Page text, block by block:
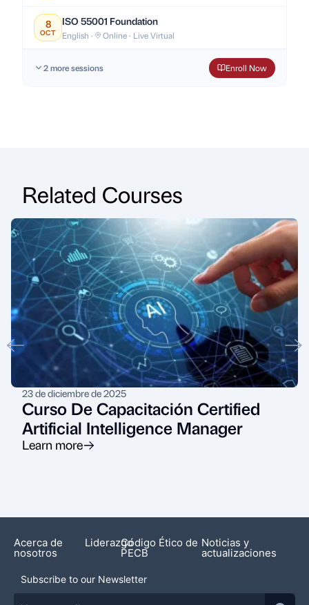
8
OCT
ISO 55001 Foundation
English · Online · Live Virtual
2 more sessions Enroll Now
Related Courses
23 de diciembre de 2025
Curso De Capacitación Certified
Artificial Intelligence Manager
Learn more
Acerca de
nosotros
LiderazgoCódigo Ético de
PECB
Noticias y
actualizaciones
Subscribe to our Newsletter